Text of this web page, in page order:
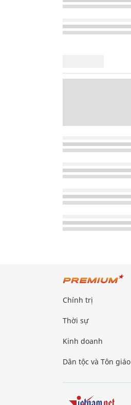
Chính trị
Thời sự
Kinh doanh
Dân tộc và Tôn giáo